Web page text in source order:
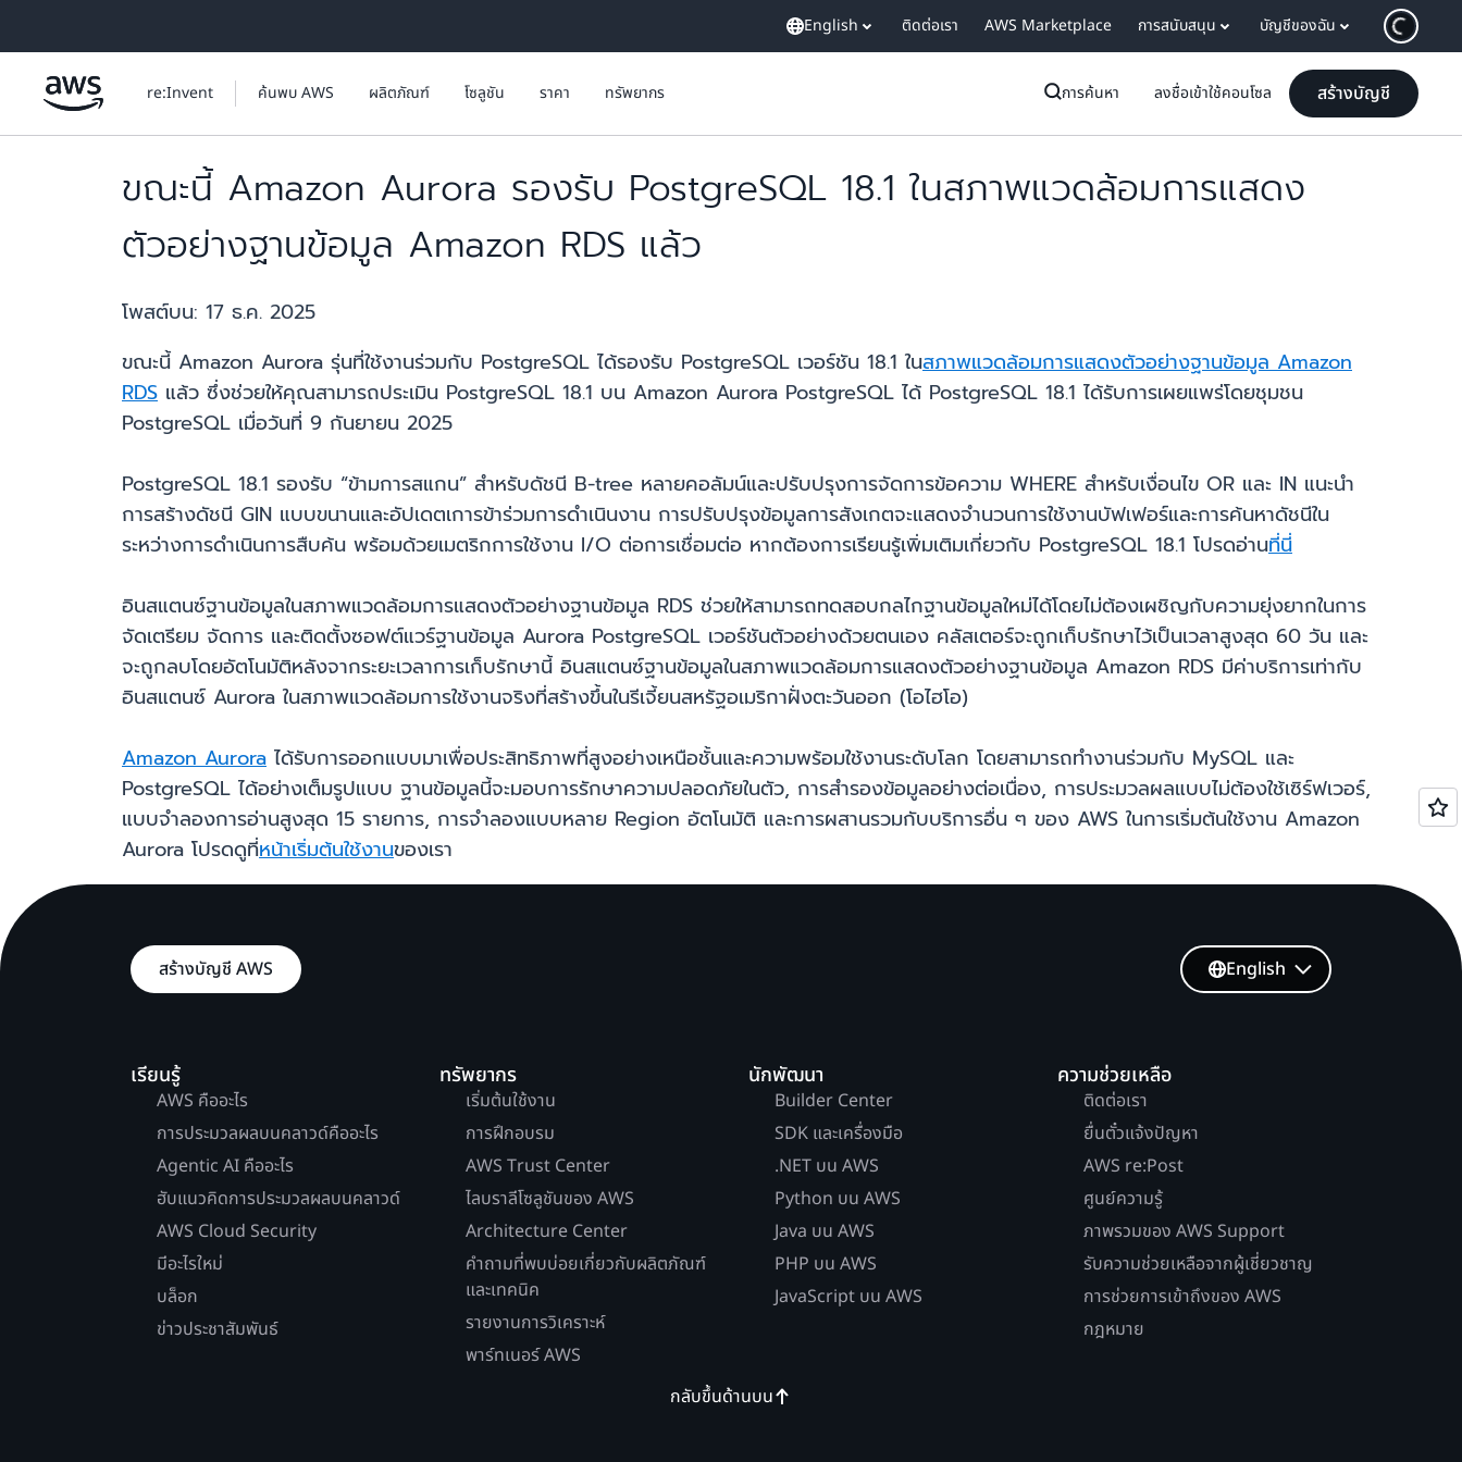
English ติดต่อเรา AWS Marketplace การสนับสนุน บัญชีของฉัน
re:Invent ค้นพบ AWS ผลิตภัณฑ์ โซลูชัน ราคา ทรัพยากร การค้นหา ลงชื่อเข้าใช้คอนโซล สร้างบัญชี
ขณะนี้ Amazon Aurora รองรับ PostgreSQL 18.1 ในสภาพแวดล้อมการแสดง
ตัวอย่างฐานข้อมูล Amazon RDS แล้ว
โพสต์บน: 17 ธ.ค. 2025
ขณะนี้ Amazon Aurora รุ่นที่ใช้งานร่วมกับ PostgreSQL ได้รองรับ PostgreSQL เวอร์ชัน 18.1 ในสภาพแวดล้อมการแสดงตัวอย่างฐานข้อมูล Amazon
RDS แล้ว ซึ่งช่วยให้คุณสามารถประเมิน PostgreSQL 18.1 บน Amazon Aurora PostgreSQL ได้ PostgreSQL 18.1 ได้รับการเผยแพร่โดยชุมชน
PostgreSQL เมื่อวันที่ 9 กันยายน 2025
PostgreSQL 18.1 รองรับ “ข้ามการสแกน” สำหรับดัชนี B-tree หลายคอลัมน์และปรับปรุงการจัดการข้อความ WHERE สำหรับเงื่อนไข OR และ IN แนะนำ
การสร้างดัชนี GIN แบบขนานและอัปเดตเการข้าร่วมการดำเนินงาน การปรับปรุงข้อมูลการสังเกตจะแสดงจำนวนการใช้งานบัฟเฟอร์และการค้นหาดัชนีใน
ระหว่างการดำเนินการสืบค้น พร้อมด้วยเมตริกการใช้งาน I/O ต่อการเชื่อมต่อ หากต้องการเรียนรู้เพิ่มเติมเกี่ยวกับ PostgreSQL 18.1 โปรดอ่านที่นี่
อินสแตนซ์ฐานข้อมูลในสภาพแวดล้อมการแสดงตัวอย่างฐานข้อมูล RDS ช่วยให้สามารถทดสอบกลไกฐานข้อมูลใหม่ได้โดยไม่ต้องเผชิญกับความยุ่งยากในการ
จัดเตรียม จัดการ และติดตั้งซอฟต์แวร์ฐานข้อมูล Aurora PostgreSQL เวอร์ชันตัวอย่างด้วยตนเอง คลัสเตอร์จะถูกเก็บรักษาไว้เป็นเวลาสูงสุด 60 วัน และ
จะถูกลบโดยอัตโนมัติหลังจากระยะเวลาการเก็บรักษานี้ อินสแตนซ์ฐานข้อมูลในสภาพแวดล้อมการแสดงตัวอย่างฐานข้อมูล Amazon RDS มีค่าบริการเท่ากับ
อินสแตนซ์ Aurora ในสภาพแวดล้อมการใช้งานจริงที่สร้างขึ้นในรีเจี้ยนสหรัฐอเมริกาฝั่งตะวันออก (โอไฮโอ)
Amazon Aurora ได้รับการออกแบบมาเพื่อประสิทธิภาพที่สูงอย่างเหนือชั้นและความพร้อมใช้งานระดับโลก โดยสามารถทำงานร่วมกับ MySQL และ
PostgreSQL ได้อย่างเต็มรูปแบบ ฐานข้อมูลนี้จะมอบการรักษาความปลอดภัยในตัว, การสำรองข้อมูลอย่างต่อเนื่อง, การประมวลผลแบบไม่ต้องใช้เซิร์ฟเวอร์,
แบบจำลองการอ่านสูงสุด 15 รายการ, การจำลองแบบหลาย Region อัตโนมัติ และการผสานรวมกับบริการอื่น ๆ ของ AWS ในการเริ่มต้นใช้งาน Amazon
Aurora โปรดดูที่หน้าเริ่มต้นใช้งานของเรา
สร้างบัญชี AWS
เรียนรู้
AWS คืออะไร
การประมวลผลบนคลาวด์คืออะไร
Agentic AI คืออะไร
ฮับแนวคิดการประมวลผลบนคลาวด์
AWS Cloud Security
มีอะไรใหม่
บล็อก
ข่าวประชาสัมพันธ์
ทรัพยากร
เริ่มต้นใช้งาน
การฝึกอบรม
AWS Trust Center
ไลบราลีโซลูชันของ AWS
Architecture Center
คำถามที่พบบ่อยเกี่ยวกับผลิตภัณฑ์
และเทคนิค
รายงานการวิเคราะห์
พาร์ทเนอร์ AWS
นักพัฒนา
Builder Center
SDK และเครื่องมือ
.NET บน AWS
Python บน AWS
Java บน AWS
PHP บน AWS
JavaScript บน AWS
ความช่วยเหลือ
ติดต่อเรา
ยื่นตั๋วแจ้งปัญหา
AWS re:Post
ศูนย์ความรู้
ภาพรวมของ AWS Support
รับความช่วยเหลือจากผู้เชี่ยวชาญ
การช่วยการเข้าถึงของ AWS
กฎหมาย
English
กลับขึ้นด้านบน